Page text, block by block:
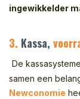
ingewikkelder
3. Kassa,
De
samen een
Newconomie